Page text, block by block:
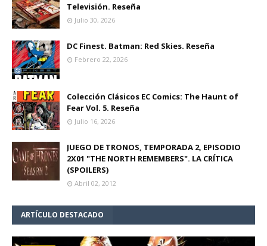
Televisión. Reseña
Julio 30, 2026
DC Finest. Batman: Red Skies. Reseña
Febrero 22, 2026
Colección Clásicos EC Comics: The Haunt of
Fear Vol. 5. Reseña
Julio 16, 2026
JUEGO DE TRONOS, TEMPORADA 2, EPISODIO
2X01 "THE NORTH REMEMBERS". LA CRÍTICA
(SPOILERS)
Abril 02, 2012
ARTÍCULO DESTACADO